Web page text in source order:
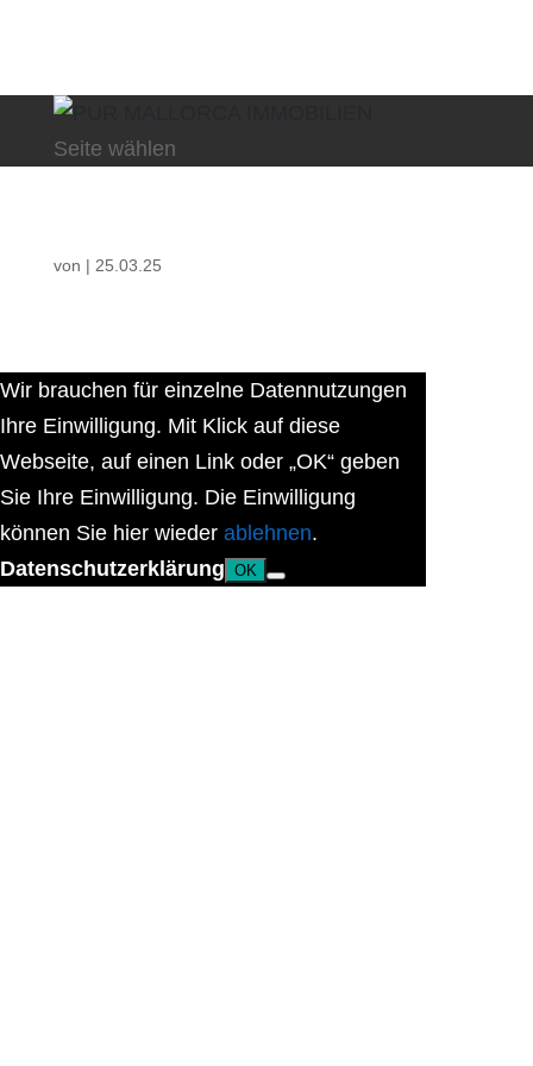
Seite wählen
von | 25.03.25
Wir brauchen für einzelne Datennutzungen
Ihre Einwilligung. Mit Klick auf diese
Webseite, auf einen Link oder „OK“ geben
Sie Ihre Einwilligung. Die Einwilligung
können Sie hier wieder ablehnen.
Datenschutzerklärung OK